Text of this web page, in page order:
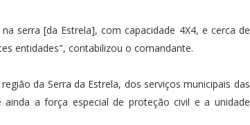
serra [da Estrela], com capacidade 4X4, e cerca de
entidades", contabilizou o comandante.
da Serra da Estrela, dos serviços municipais das
ainda a força especial de proteção civil e a unidade